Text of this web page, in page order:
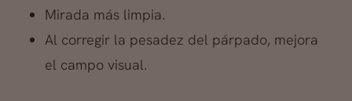
Mirada más limpia.
Al corregir la pesadez del párpado, mejora
el campo visual.